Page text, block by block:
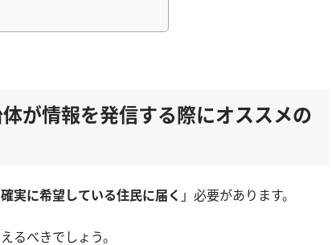
が情報を発信する際にオススメの
実に希望している住民に届く 」必要があります。
るべきでしょう。